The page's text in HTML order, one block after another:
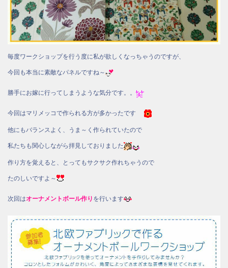
毎度ワークショップを行う度に私が欲しくなっちゃうのですが、
今回も本当に素敵なパネルですね～
勝手にお嫁に行ってしまうような気分です。。
今回はマリメッコで作られる方が多かったです
他にもバランスよく、うま～く作られていたので
私たちも関心しながら拝見しておりました
作り方を覚えると、とってもサクサク作れちゃうので
たのしいですよ～
次回はオーナメントボール作り を行います